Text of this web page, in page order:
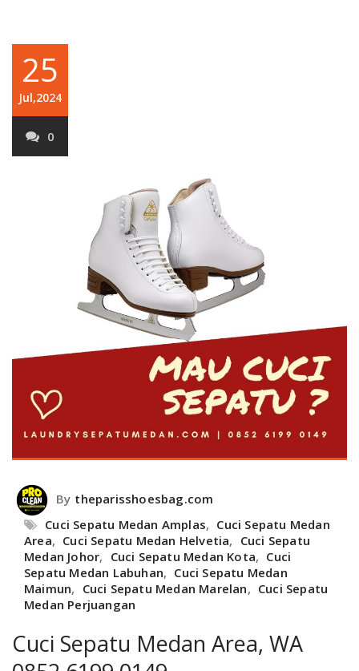
25
Jul,2024
0
By theparisshoesbag.com
Cuci Sepatu Medan Amplas, Cuci Sepatu Medan
Area, Cuci Sepatu Medan Helvetia, Cuci Sepatu
Medan Johor, Cuci Sepatu Medan Kota, Cuci
Sepatu Medan Labuhan, Cuci Sepatu Medan
Maimun, Cuci Sepatu Medan Marelan, Cuci Sepatu
Medan Perjuangan
Cuci Sepatu Medan Area, WA